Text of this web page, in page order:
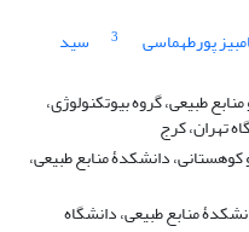
پورطهماسی 3 سید
طبیعی، گروه بیوتکنولوژی،
تهران، کرج
دانشکدۀ منابع طبیعی،
منابع طبیعی، دانشگاه